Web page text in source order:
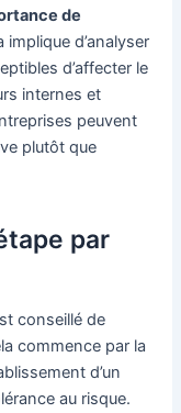
de
d’analyser
d’affecter le
internes et
peuvent
plutôt que
par
conseillé de
commence par la
d’un
au risque.